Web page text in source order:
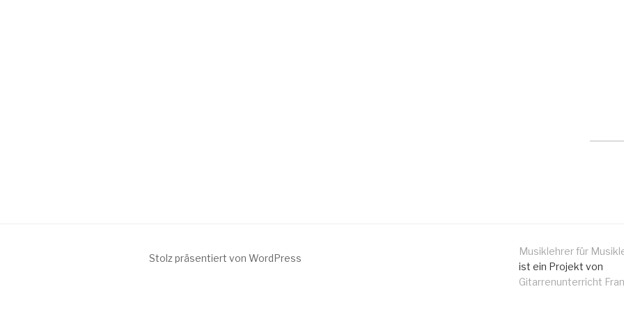
Stolz präsentiert von WordPress
Musiklehrer für
ist ein Projekt von
Gitarrenunterricht